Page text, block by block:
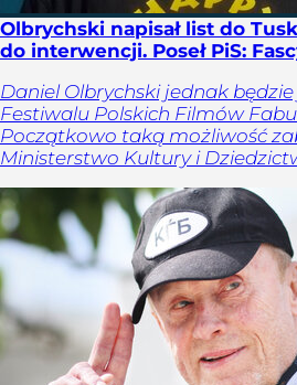
Olbrychski napisał list do
do interwencji. Poseł PiS:
Daniel Olbrychski jednak
Festiwalu Polskich Filmów
Początkowo taką możliwość
Ministerstwo Kultury i